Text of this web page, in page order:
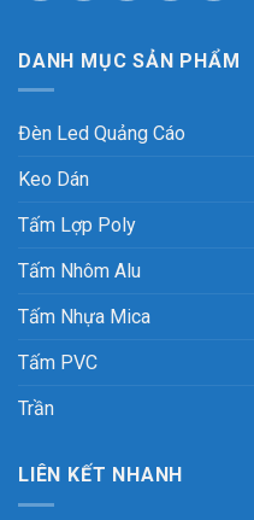
DANH MỤC SẢN PHẨM
Đèn Led Quảng Cáo
Keo Dán
Tấm Lợp Poly
Tấm Nhôm Alu
Tấm Nhựa Mica
Tấm PVC
Trần
LIÊN KẾT NHANH